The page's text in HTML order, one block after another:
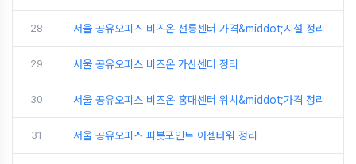
28 서울 공유오피스 비즈온 선릉센터 가격&middot;시설 정리
29 서울 공유오피스 비즈온 가산센터 정리
30 서울 공유오피스 비즈온 홍대센터 위치&middot;가격 정리
31 서울 공유오피스 피봇포인트 아셈타워 정리